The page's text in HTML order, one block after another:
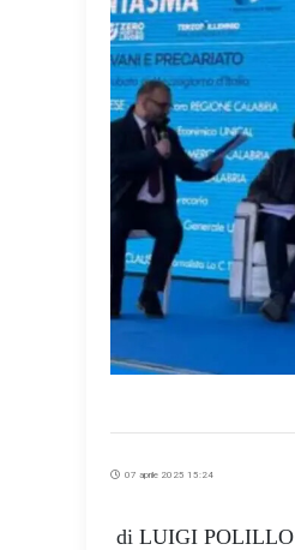
07 aprile 2025 15:24
di LUIGI POLILLO